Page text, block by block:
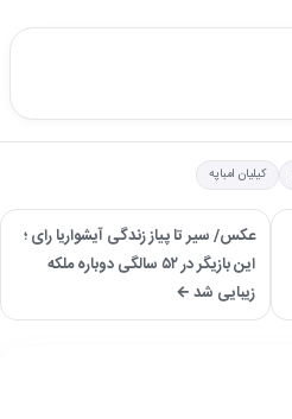
کیلیان امباپه
عکس/ سیر تا پیاز زندگی آیشواریا رای ؛
این بازیگر در ۵۲ سالگی دوباره ملکه
زیبایی شد ←